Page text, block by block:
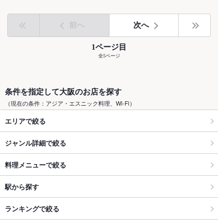
前へ 次へ
1ページ目
全5ページ
条件を指定して大阪のお店を探す
（現在の条件：アジア・エスニック料理、Wi-Fi）
エリアで絞る
ジャンル詳細で絞る
料理メニューで絞る
駅から探す
ランキングで絞る